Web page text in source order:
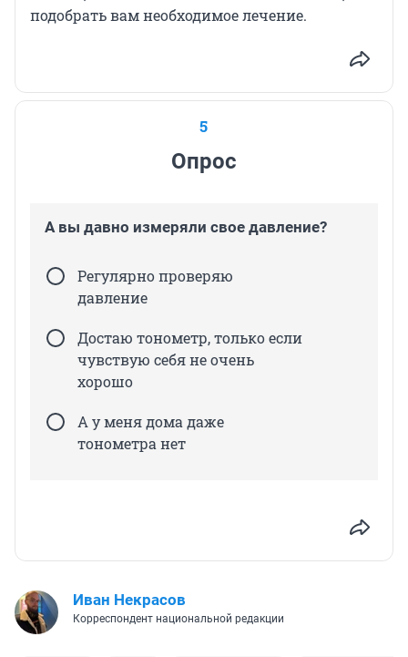
подобрать вам необходимое лечение.
5
Опрос
А вы давно измеряли свое давление?
Регулярно проверяю
давление
Достаю тонометр, только если
чувствую себя не очень
хорошо
А у меня дома даже
тонометра нет
Иван Некрасов
Корреспондент национальной редакции